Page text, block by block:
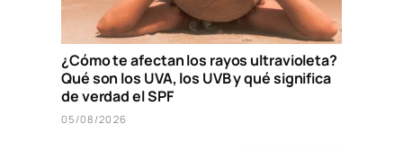
¿Cómo te afectan los rayos ultravioleta?
Qué son los UVA, los UVB y qué significa
de verdad el SPF
05/08/2026